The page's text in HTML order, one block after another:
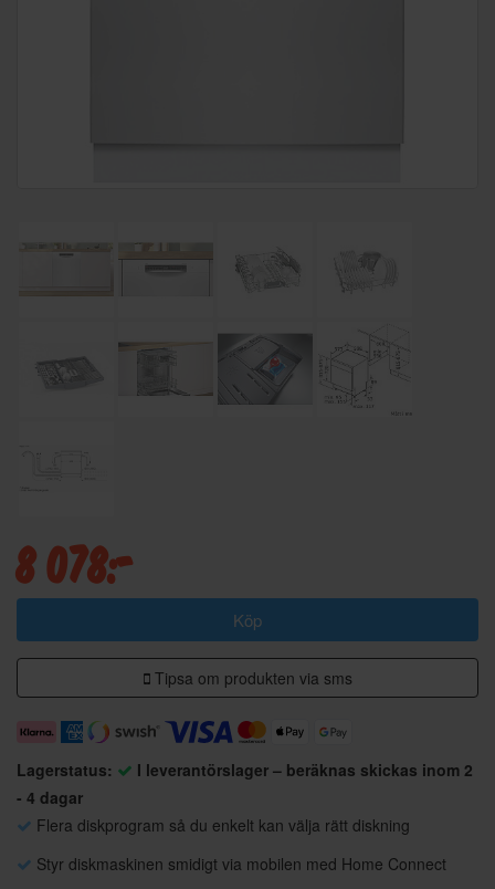
8 078:-
Köp
Tipsa om produkten via sms
Lagerstatus:
I leverantörslager – beräknas skickas inom 2
- 4 dagar
Flera diskprogram så du enkelt kan välja rätt diskning
Styr diskmaskinen smidigt via mobilen med Home Connect